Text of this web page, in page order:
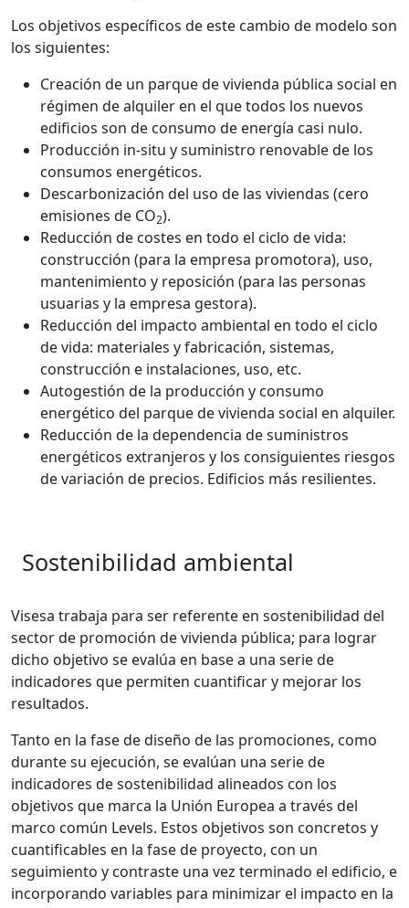
Los objetivos específicos de este cambio de modelo son
los siguientes:
Creación de un parque de vivienda pública social en
régimen de alquiler en el que todos los nuevos
edificios son de consumo de energía casi nulo.
Producción in-situ y suministro renovable de los
consumos energéticos.
Descarbonización del uso de las viviendas (cero
emisiones de CO2).
Reducción de costes en todo el ciclo de vida:
construcción (para la empresa promotora), uso,
mantenimiento y reposición (para las personas
usuarias y la empresa gestora).
Reducción del impacto ambiental en todo el ciclo
de vida: materiales y fabricación, sistemas,
construcción e instalaciones, uso, etc.
Autogestión de la producción y consumo
energético del parque de vivienda social en alquiler.
Reducción de la dependencia de suministros
energéticos extranjeros y los consiguientes riesgos
de variación de precios. Edificios más resilientes.
Sostenibilidad ambiental
Visesa trabaja para ser referente en sostenibilidad del
sector de promoción de vivienda pública; para lograr
dicho objetivo se evalúa en base a una serie de
indicadores que permiten cuantificar y mejorar los
resultados.
Tanto en la fase de diseño de las promociones, como
durante su ejecución, se evalúan una serie de
indicadores de sostenibilidad alineados con los
objetivos que marca la Unión Europea a través del
marco común Levels. Estos objetivos son concretos y
cuantificables en la fase de proyecto, con un
seguimiento y contraste una vez terminado el edificio, e
incorporando variables para minimizar el impacto en la